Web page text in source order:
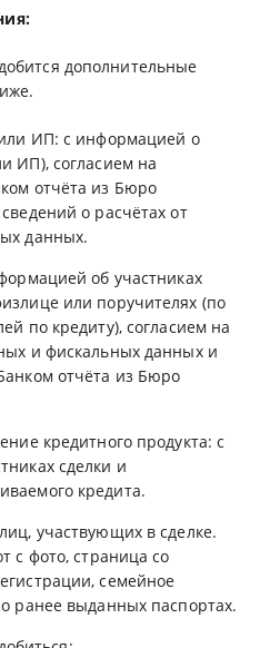
дополнительные
ИП: с информацией о
ИП), согласием на
отчёта из Бюро
о расчётах от
данных.
об участниках
или поручителях (по
по кредиту), согласием на
и фискальных данных и
отчёта из Бюро
кредитного продукта: с
сделки и
кредита.
участвующих в сделке.
с фото, страница со
семейное
ранее выданных паспортах.